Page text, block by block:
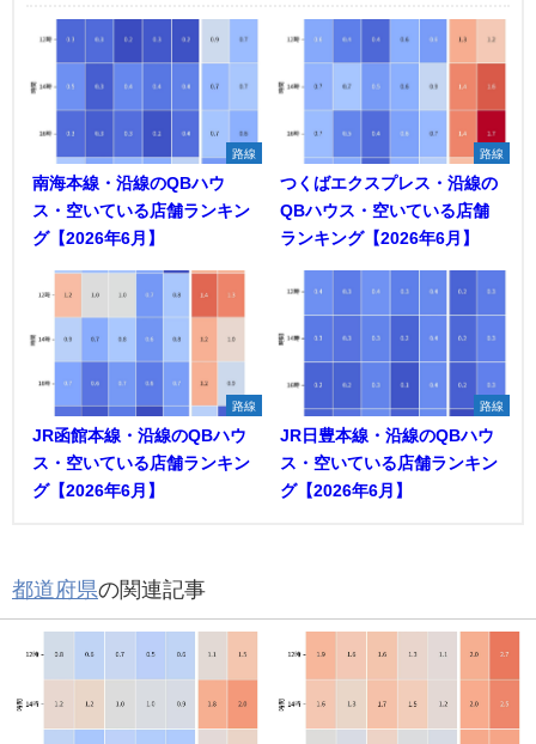
路線
南海本線・沿線のQBハウ
ス・空いている店舗ランキン
グ【2026年6月】
路線
つくばエクスプレス・沿線の
QBハウス・空いている店舗
ランキング【2026年6月】
路線
JR函館本線・沿線のQBハウ
ス・空いている店舗ランキン
グ【2026年6月】
路線
JR日豊本線・沿線のQBハウ
ス・空いている店舗ランキン
グ【2026年6月】
都道府県の関連記事